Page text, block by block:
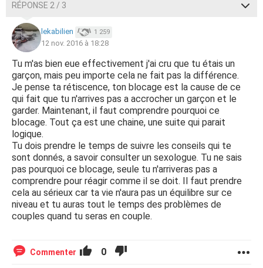
RÉPONSE 2 / 3
lekabilien 1 259
12 nov. 2016 à 18:28
Tu m'as bien eue effectivement j'ai cru que tu étais un
garçon, mais peu importe cela ne fait pas la différence.
Je pense ta rétiscence, ton blocage est la cause de ce
qui fait que tu n'arrives pas a accrocher un garçon et le
garder. Maintenant, il faut comprendre pourquoi ce
blocage. Tout ça est une chaine, une suite qui parait
logique.
Tu dois prendre le temps de suivre les conseils qui te
sont donnés, a savoir consulter un sexologue. Tu ne sais
pas pourquoi ce blocage, seule tu n'arriveras pas a
comprendre pour réagir comme il se doit. Il faut prendre
cela au sérieux car ta vie n'aura pas un équilibre sur ce
niveau et tu auras tout le temps des problèmes de
couples quand tu seras en couple.
Commenter 0